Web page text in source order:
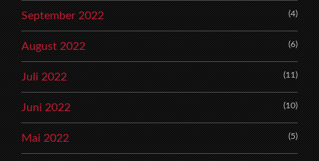
September 2022 (4)
August 2022 (6)
Juli 2022 (11)
Juni 2022 (10)
Mai 2022 (5)